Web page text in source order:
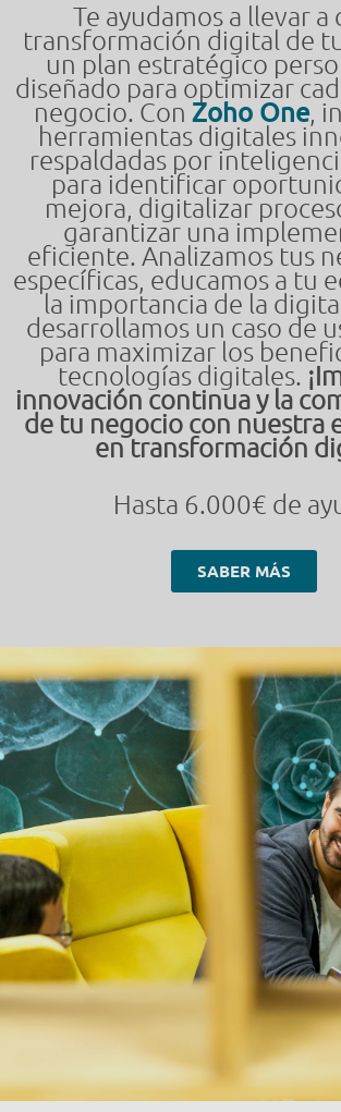
Te ayudamos a llevar a
transformación digital de
un plan estratégico
diseñado para optimizar
negocio. Con Zoho One,
herramientas digitales
respaldadas por
para identificar
mejora, digitalizar
garantizar una
eficiente. Analizamos tus
específicas, educamos a tu
la importancia de la
desarrollamos un caso de
para maximizar los
tecnologías digitales.
innovación continua y la
de tu negocio con nuestra
en transformación
Hasta 6.000€ de
SABER MÁS